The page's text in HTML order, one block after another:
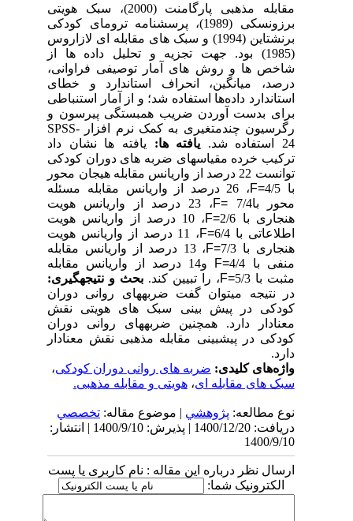
مقابله مذهبی پارگامنت (2000)، سبک هویتی
برزونسکی (1989)، پرسشنامه
ترومای کودکی
برنشتاین (1994)
و سبک های مقابله ای لازاروس
جهت تجزیه و تحلیل داده
ها از
شاخص ها و روش های آمار توصیفی فراوانی،
درصد، میانگین، انحراف استاندارد و خطای
استاندارد داده‌ها استفاده شد؛ و از آمار استنباطی
برای بدست آوردن ضریب همبستگی پیرسون و
رگرسیون چندمتغیری به کمک نرم افزارSPSS-
24استفاده شد.یافته­ ها: یافته ها نشان داد
ترکیب خرده مقیاس­های ضربه ­های دوران کودکی
توانست 22 درصد از واریانس مقابله هیجان محور
با 4/5
F=
، 26 درصد از واریانس مقابله مسئله
محور با7/4
F=
، 23 درصد از واریانس هویت
هنجاری با 2/6
F=
، 10 درصد از واریانس هویت
اطلاعاتی با 6/4
F=
، 11 درصد از واریانس هویت
هنجاری با 7/3
F=
، 13 درصد از واریانس مقابله
منفی با 4/4
F=
و14 درصد از واریانس مقابله
مثبت با 5/3
F=، را تبیین کند.بحث و نتیجه­گیری:
در نتیجه می­توان گفتضربه­های روانی دوران
کودکی در پیش­ بینی سبک ­های هویتی نقش
معنادار دارد. همچنین ضربه­های روانی دوران
کودکی در پیش­بینی مقابله مذهبی نقش معنادار
دارد.
واژه‌های کلیدی:ضربه های روانی دوران کودکی،
سبک های مقابله ای،هویتی و مقابله مذهبی.
نوع مطالعه:پژوهشي| موضوع مقاله:تخصصي
دریافت: 1400/12/20 | پذیرش: 1400/9/10 | انتشار:
1400/9/10
ارسال نظر درباره این مقاله : نام کاربری یا پست
الکترونیک شما: